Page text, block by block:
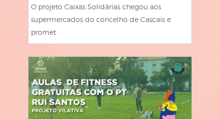
O projeto Caixas Solidárias chegou aos
supermercados do concelho de Cascais e
promet